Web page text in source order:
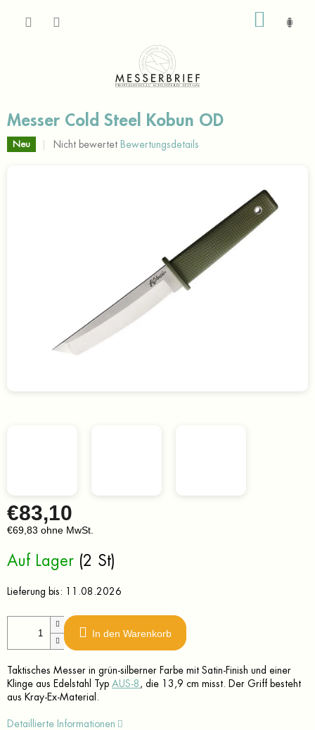
Messer Cold Steel Kobun OD
Neu
Die
Nicht bewertet Bewertungsdetails
€83,10
€69,83 ohne MwSt.
Auf Lager (2 St)
Lieferung bis: 11.08.2026
In den Warenkorb
Taktisches Messer in grün-silberner Farbe mit Satin-Finish und einer
Klinge aus Edelstahl Typ AUS-8 , die 13,9 cm misst. Der Griff besteht
aus Kray-Ex-Material.
Detaillierte Informationen